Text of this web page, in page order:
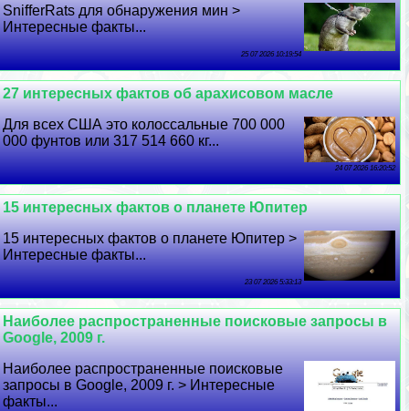
SnifferRats для обнаружения мин >
Интересные факты...
25 07 2026 10:19:54
27 интересных фактов об арахисовом масле
Для всех США это колоссальные 700 000
000 фунтов или 317 514 660 кг...
24 07 2026 16:20:52
15 интересных фактов о планете Юпитер
15 интересных фактов о планете Юпитер >
Интересные факты...
23 07 2026 5:33:13
Наиболее распространенные поисковые запросы в
Google, 2009 г.
Наиболее распространенные поисковые
запросы в Google, 2009 г. > Интересные
факты...